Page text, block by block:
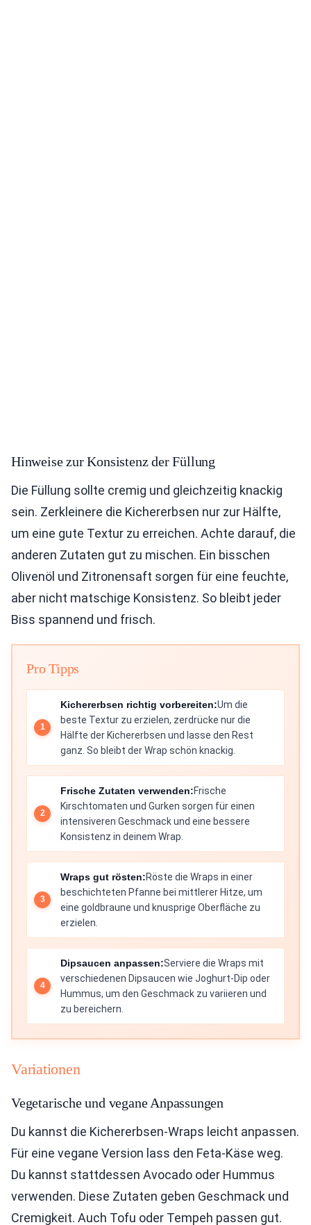
Hinweise zur Konsistenz der Füllung
Die Füllung sollte cremig und gleichzeitig knackig
sein. Zerkleinere die Kichererbsen nur zur Hälfte,
um eine gute Textur zu erreichen. Achte darauf, die
anderen Zutaten gut zu mischen. Ein bisschen
Olivenöl und Zitronensaft sorgen für eine feuchte,
aber nicht matschige Konsistenz. So bleibt jeder
Biss spannend und frisch.
Pro Tipps
Kichererbsen richtig vorbereiten:Um die
beste Textur zu erzielen, zerdrücke nur die
Hälfte der Kichererbsen und lasse den Rest
ganz. So bleibt der Wrap schön knackig.
Frische Zutaten verwenden:Frische
Kirschtomaten und Gurken sorgen für einen
intensiveren Geschmack und eine bessere
Konsistenz in deinem Wrap.
Wraps gut rösten:Röste die Wraps in einer
beschichteten Pfanne bei mittlerer Hitze, um
eine goldbraune und knusprige Oberfläche zu
erzielen.
Dipsaucen anpassen:Serviere die Wraps mit
verschiedenen Dipsaucen wie Joghurt-Dip oder
Hummus, um den Geschmack zu variieren und
zu bereichern.
Variationen
Vegetarische und vegane Anpassungen
Du kannst die Kichererbsen-Wraps leicht anpassen.
Für eine vegane Version lass den Feta-Käse weg.
Du kannst stattdessen Avocado oder Hummus
verwenden. Diese Zutaten geben Geschmack und
Cremigkeit. Auch Tofu oder Tempeh passen gut.